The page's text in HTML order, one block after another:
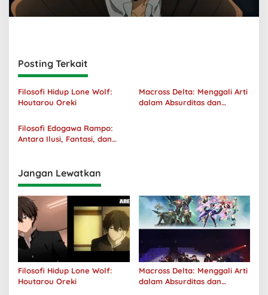
Posting Terkait
Filosofi Hidup Lone Wolf:
Houtarou Oreki
Macross Delta: Menggali Arti
dalam Absurditas dan
Filosofi Edogawa Rampo:
Antara Ilusi, Fantasi, dan
Jangan Lewatkan
Filosofi Hidup Lone Wolf:
Houtarou Oreki
Macross Delta: Menggali Arti
dalam Absurditas dan